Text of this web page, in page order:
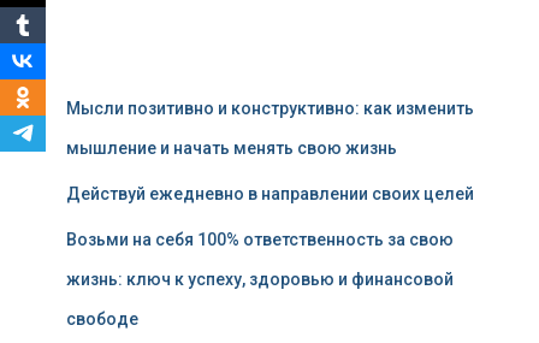
Мысли позитивно и конструктивно: как изменить
мышление и начать менять свою жизнь
Действуй ежедневно в направлении своих целей
Возьми на себя 100% ответственность за свою
жизнь: ключ к успеху, здоровью и финансовой
свободе